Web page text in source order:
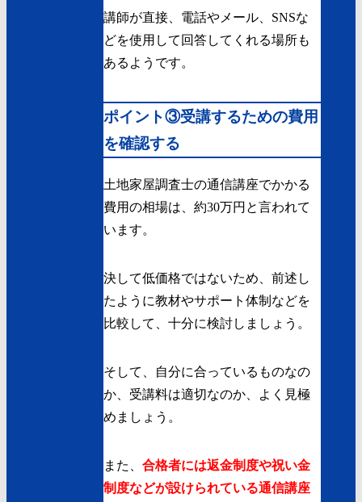
講師が直接、電話やメール、SNSな
どを使用して回答してくれる場所も
あるようです。
ポイント③受講するための費用
を確認する
土地家屋調査士の通信講座でかかる
費用の相場は、約30万円と言われて
います。
決して低価格ではないため、前述し
たように教材やサポート体制などを
比較して、十分に検討しましょう。
そして、自分に合っているものなの
か、受講料は適切なのか、よく見極
めましょう。
また、 合格者には返金制度や祝い金
制度などが設けられている通信講座